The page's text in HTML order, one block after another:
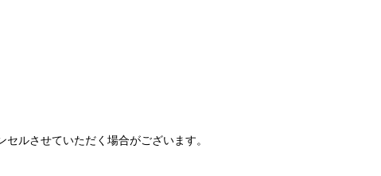
ルさせていただく場合がございます。